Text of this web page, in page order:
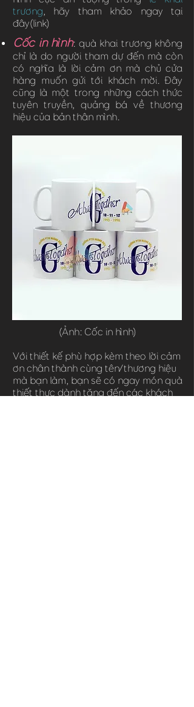
trương, hãy tham khảo ngay tại
đây(link)
Cốc in hình: quà khai trương không
chỉ là do người tham dự đến mà còn
có nghĩa là lời cảm ơn mà chủ cửa
hàng muốn gửi tới khách mời. Đây
cũng là một trong những cách thức
tuyên truyền, quảng bá về thương
hiệu của bản thân mình.
(Ảnh: Cốc in hình)
Với thiết kế phù hợp kèm theo lời cảm
ơn chân thành cùng tên/thương hiệu
mà bạn làm, bạn sẽ có ngay món quà
thiết thực dành tặng đến các khách